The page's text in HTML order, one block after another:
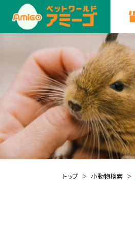
トップ 小動物検索